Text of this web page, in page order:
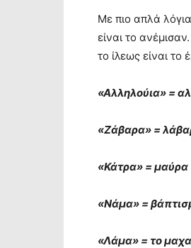
Με πιο απλά
είναι το
το ίλεως είναι το
«Αλληλούια» =
«Ζάβαρα» =
«Κάτρα» = μαύρα
«Νάμα» =
«Λάμα» = το